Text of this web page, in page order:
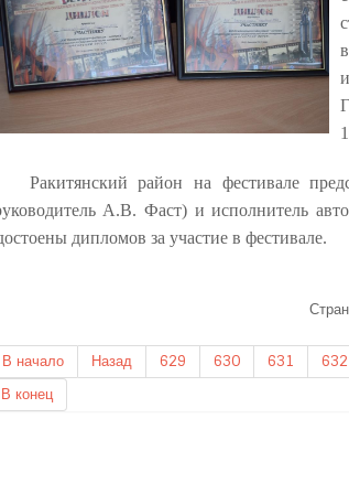
Ракитянский район на фестивале
А.В. Фаст) и исполнитель
дипломов за участие в фестивале.
В начало Назад 629 630 631 632
В конец